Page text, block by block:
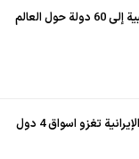
العالم
تغزو اسواق 4 دول